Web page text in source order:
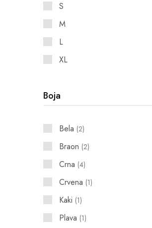
Helanke sa Džepovima
Helanke Zvoncare
Klasične Helanke
Sportski Kompleti
Sportski top
S
M
L
XL
Boja
Bela 2
Braon 2
Crna 4
Crvena 1
Kaki 1
Plava 1